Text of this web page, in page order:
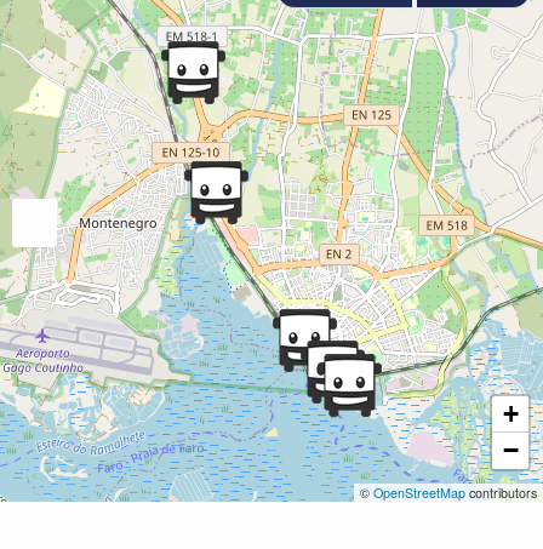
+
−
© OpenStreetMap contributors